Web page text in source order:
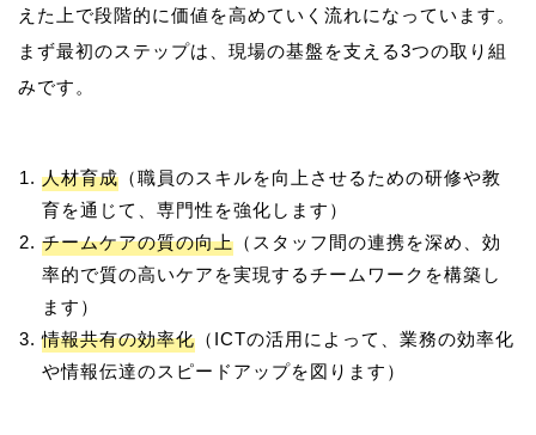
えた上で段階的に価値を高めていく流れになっています。
まず最初のステップは、現場の基盤を支える3つの取り組
人材育成 （職員のスキルを向上させるための研修や教
育を通じて、専門性を強化します）
チームケアの質の向上 （スタッフ間の連携を深め、効
率的で質の高いケアを実現するチームワークを構築し
ます）
情報共有の効率化 （ICTの活用によって、業務の効率化
や情報伝達のスピードアップを図ります）